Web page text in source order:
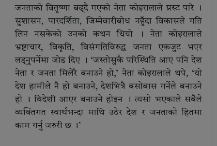
जनताको वितृष्णा बढ्दै गएको नेता कोइरालाले प्रस्ट पारे ।
सुशासन, पारदर्शिता, जिम्मेवारीबोध नहुँदा विकासले गति
लिन नसकेको उनको कथन थियो । नेता कोइरालाले
भ्रष्टाचार, विकृति, विसंगतिविरुद्ध जनता एकजुट भएर
लड्नुपर्नेमा जोड दिए । ‘जस्तोसुकै परिस्थिति आए पनि देश
नेता र जनता मिलेरै बनाउने हो,’ नेता कोइरालाले थपे, ‘यो
देश हामीले नै हो बनाउने, देशभित्रै बसोबास गर्नेले बनाउने
हो । विदेशी आएर बनाउने होइन । त्यसो भएकाले सबैले
व्यक्तिगत स्वार्थभन्दा माथि उठेर देश र जनताको हितमा
काम गर्नु जरुरी छ ।’